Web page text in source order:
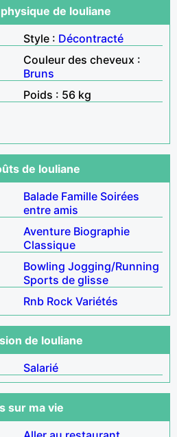
de louliane
Style : Décontracté
Couleur des cheveux :
Bruns
Poids : 56 kg
de louliane
Balade Famille Soirées
entre amis
Aventure Biographie
Classique
Bowling Jogging/Running
Sports de glisse
Rnb Rock Variétés
de louliane
Salarié
sur ma vie